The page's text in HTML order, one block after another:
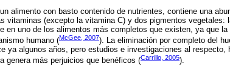
alimento con basto contenido de nutrientes, contiene una
vitaminas (excepto la vitamina C) y dos pigmentos vegetales:
en uno de los alimentos más completos que existen, ya que
humano (McGee, 2007). La eliminación por completo del
ya algunos años, pero estudios e investigaciones al respecto,
genera más perjuicios que benéficos (Carrillo, 2005).